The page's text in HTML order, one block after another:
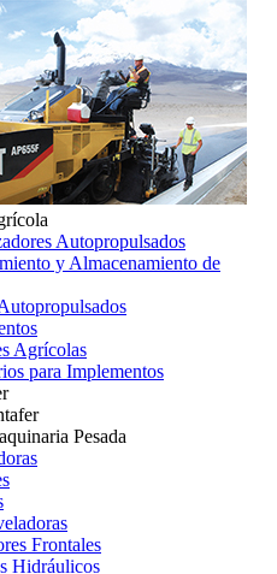
Autopropulsados
y Almacenamiento de
Agrícolas
para Implementos
Pesada
Frontales
Hidráulicos